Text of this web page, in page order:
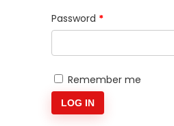
Password *Required
Remember me
LOG IN